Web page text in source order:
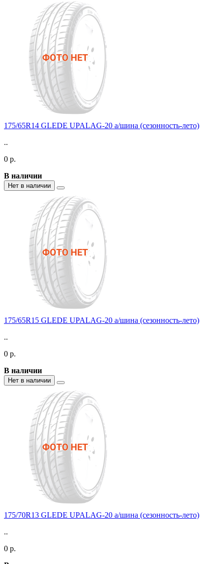
175/65R14 GLEDE UPALAG-20 а/шина (сезонность-лето)
..
0 р.
В наличии
Нет в наличии
175/65R15 GLEDE UPALAG-20 а/шина (сезонность-лето)
..
0 р.
В наличии
Нет в наличии
175/70R13 GLEDE UPALAG-20 а/шина (сезонность-лето)
..
0 р.